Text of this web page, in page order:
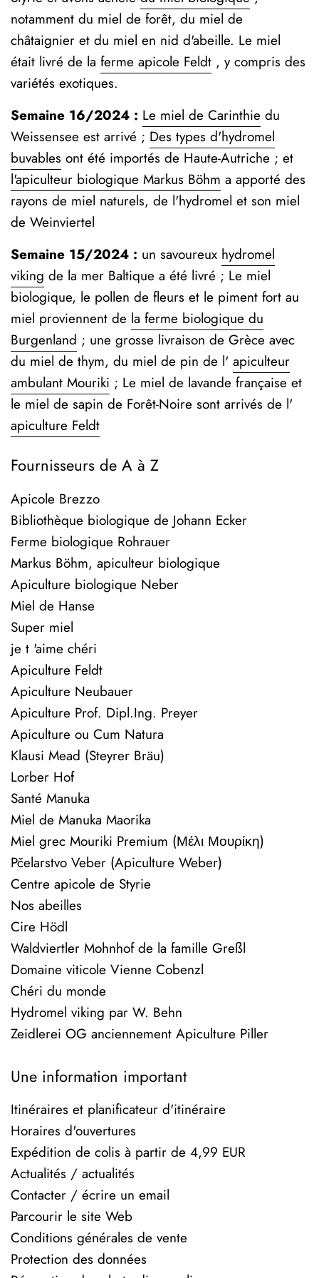
notamment du miel de forêt, du miel de
châtaignier et du miel en nid d'abeille. Le miel
était livré de la ferme apicole Feldt , y compris des
variétés exotiques.
Semaine 16/2024 : Le miel de Carinthie du
Weissensee est arrivé ; Des types d'hydromel
buvables ont été importés de Haute-Autriche ; et
l'apiculteur biologique Markus Böhm a apporté des
rayons de miel naturels, de l'hydromel et son miel
de Weinviertel
Semaine 15/2024 : un savoureux hydromel
viking de la mer Baltique a été livré ; Le miel
biologique, le pollen de fleurs et le piment fort au
miel proviennent de la ferme biologique du
Burgenland ; une grosse livraison de Grèce avec
du miel de thym, du miel de pin de l' apiculteur
ambulant Mouriki ; Le miel de lavande française et
le miel de sapin de Forêt-Noire sont arrivés de l'
apiculture Feldt
Fournisseurs de A à Z
Apicole Brezzo
Bibliothèque biologique de Johann Ecker
Ferme biologique Rohrauer
Markus Böhm, apiculteur biologique
Apiculture biologique Neber
Miel de Hanse
Super miel
je t 'aime chéri
Apiculture Feldt
Apiculture Neubauer
Apiculture Prof. Dipl.Ing. Preyer
Apiculture ou Cum Natura
Klausi Mead (Steyrer Bräu)
Lorber Hof
Santé Manuka
Miel de Manuka Maorika
Miel grec Mouriki Premium (Μέλι Μουρίκη)
Pčelarstvo Veber (Apiculture Weber)
Centre apicole de Styrie
Nos abeilles
Cire Hödl
Waldviertler Mohnhof de la famille Greßl
Domaine viticole Vienne Cobenzl
Chéri du monde
Hydromel viking par W. Behn
Zeidlerei OG anciennement Apiculture Piller
Une information important
Itinéraires et planificateur d'itinéraire
Horaires d'ouvertures
Expédition de colis à partir de 4,99 EUR
Actualités / actualités
Contacter / écrire un email
Parcourir le site Web
Conditions générales de vente
Protection des données